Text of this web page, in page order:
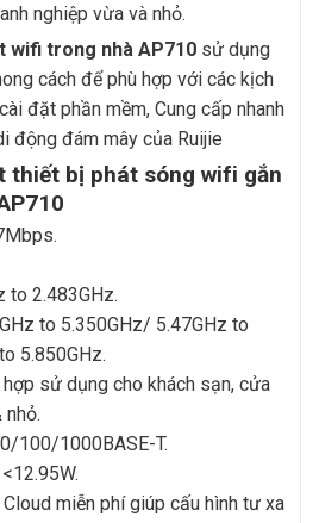
nghiệp vừa và nhỏ.
wifi trong nhà AP710 sử dụng
cách để phù hợp với các kịch
đặt phần mềm, Cung cấp nhanh
động đám mây của Ruijie
thiết bị phát sóng wifi gắn
to 2.483GHz.
to 5.350GHz/ 5.47GHz to
5.850GHz.
sử dụng cho khách sạn, cửa
nhỏ.
100/1000BASE-T.
miễn phí giúp cấu hình tư xa